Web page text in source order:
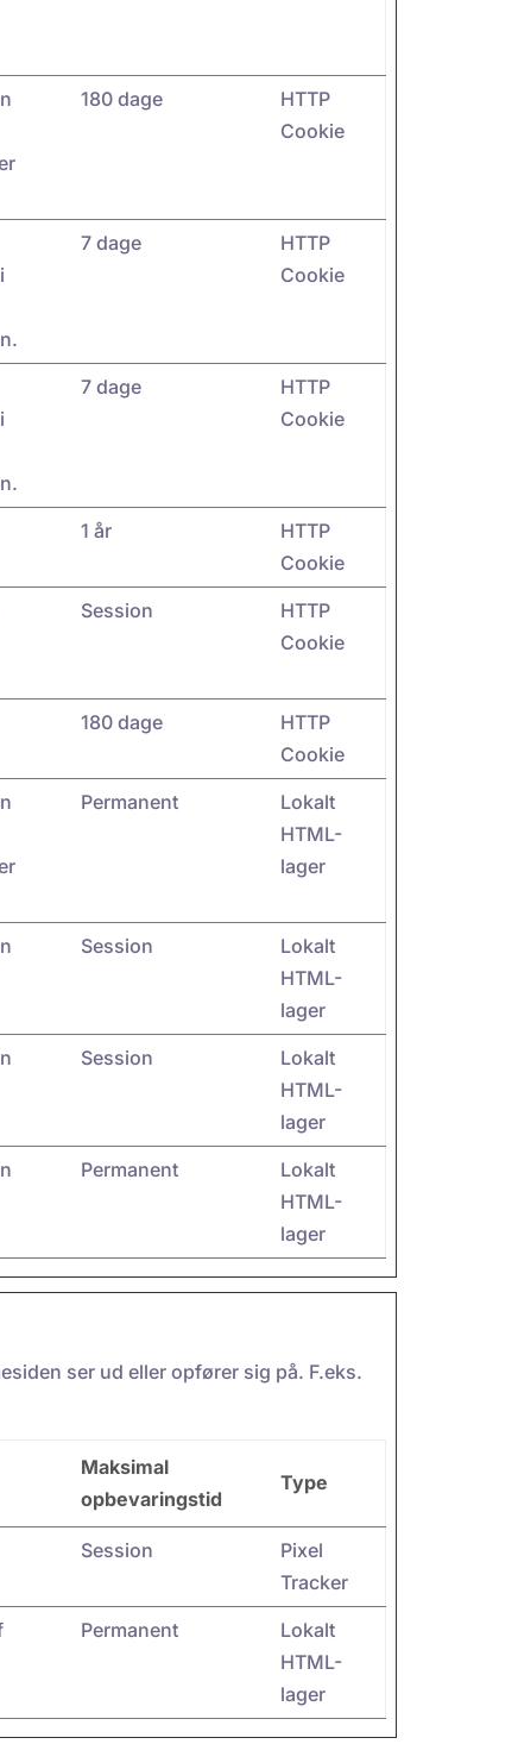
180 dage
HTTP
Cookie
7 dage
HTTP
Cookie
7 dage
HTTP
Cookie
1 år
HTTP
Cookie
Session
HTTP
Cookie
180 dage
HTTP
Cookie
Permanent
Lokalt
HTML-
lager
Session
Lokalt
HTML-
lager
Session
Lokalt
HTML-
lager
Permanent
Lokalt
HTML-
lager
ser ud eller opfører sig på. F.eks.
Maksimal
opbevaringstid
Type
Session
Pixel
Tracker
Permanent
Lokalt
HTML-
lager